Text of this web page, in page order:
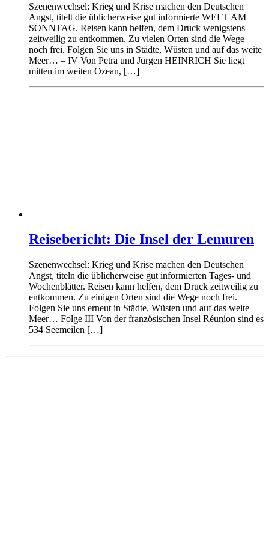
Szenenwechsel: Krieg und Krise machen den Deutschen
Angst, titelt die üblicherweise gut informierte WELT AM
SONNTAG. Reisen kann helfen, dem Druck wenigstens
zeitweilig zu entkommen. Zu vielen Orten sind die Wege
noch frei. Folgen Sie uns in Städte, Wüsten und auf das weite
Meer… – IV Von Petra und Jürgen HEINRICH Sie liegt
mitten im weiten Ozean, […]
Reisebericht: Die Insel der Lemuren
Szenenwechsel: Krieg und Krise machen den Deutschen
Angst, titeln die üblicherweise gut informierten Tages- und
Wochenblätter. Reisen kann helfen, dem Druck zeitweilig zu
entkommen. Zu einigen Orten sind die Wege noch frei.
Folgen Sie uns erneut in Städte, Wüsten und auf das weite
Meer… Folge III Von der französischen Insel Réunion sind es
534 Seemeilen […]